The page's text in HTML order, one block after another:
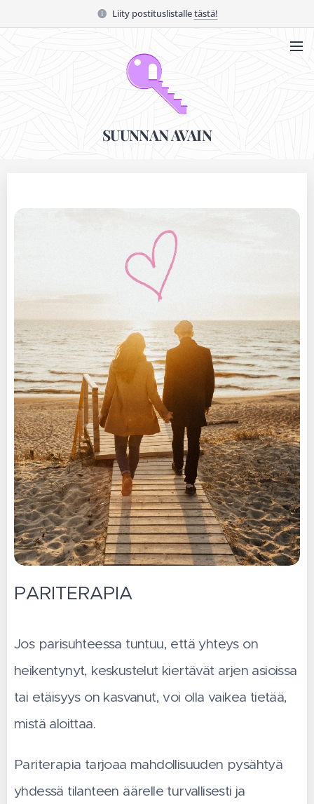
Liity postituslistalletästä!
SUUNNAN AVAIN
PARITERAPIA 💜
Jos parisuhteessa tuntuu, että yhteys on
heikentynyt, keskustelut kiertävät arjen asioissa
tai etäisyys on kasvanut, voi olla vaikea tietää,
mistä aloittaa.
Pariterapia tarjoaa mahdollisuuden pysähtyä
yhdessä tilanteen äärelle turvallisesti ja